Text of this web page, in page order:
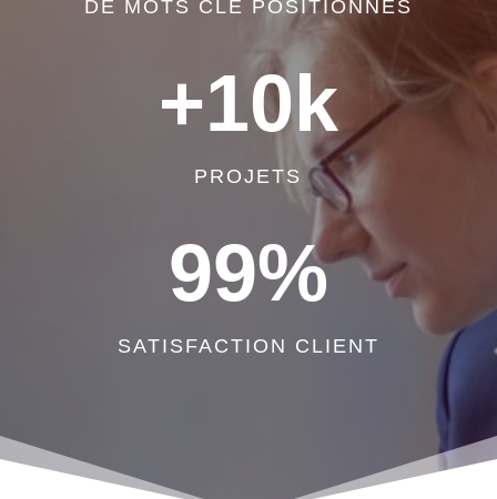
DE MOTS CLÉ POSITIONNÉS
+10k
PROJETS
99%
SATISFACTION CLIENT